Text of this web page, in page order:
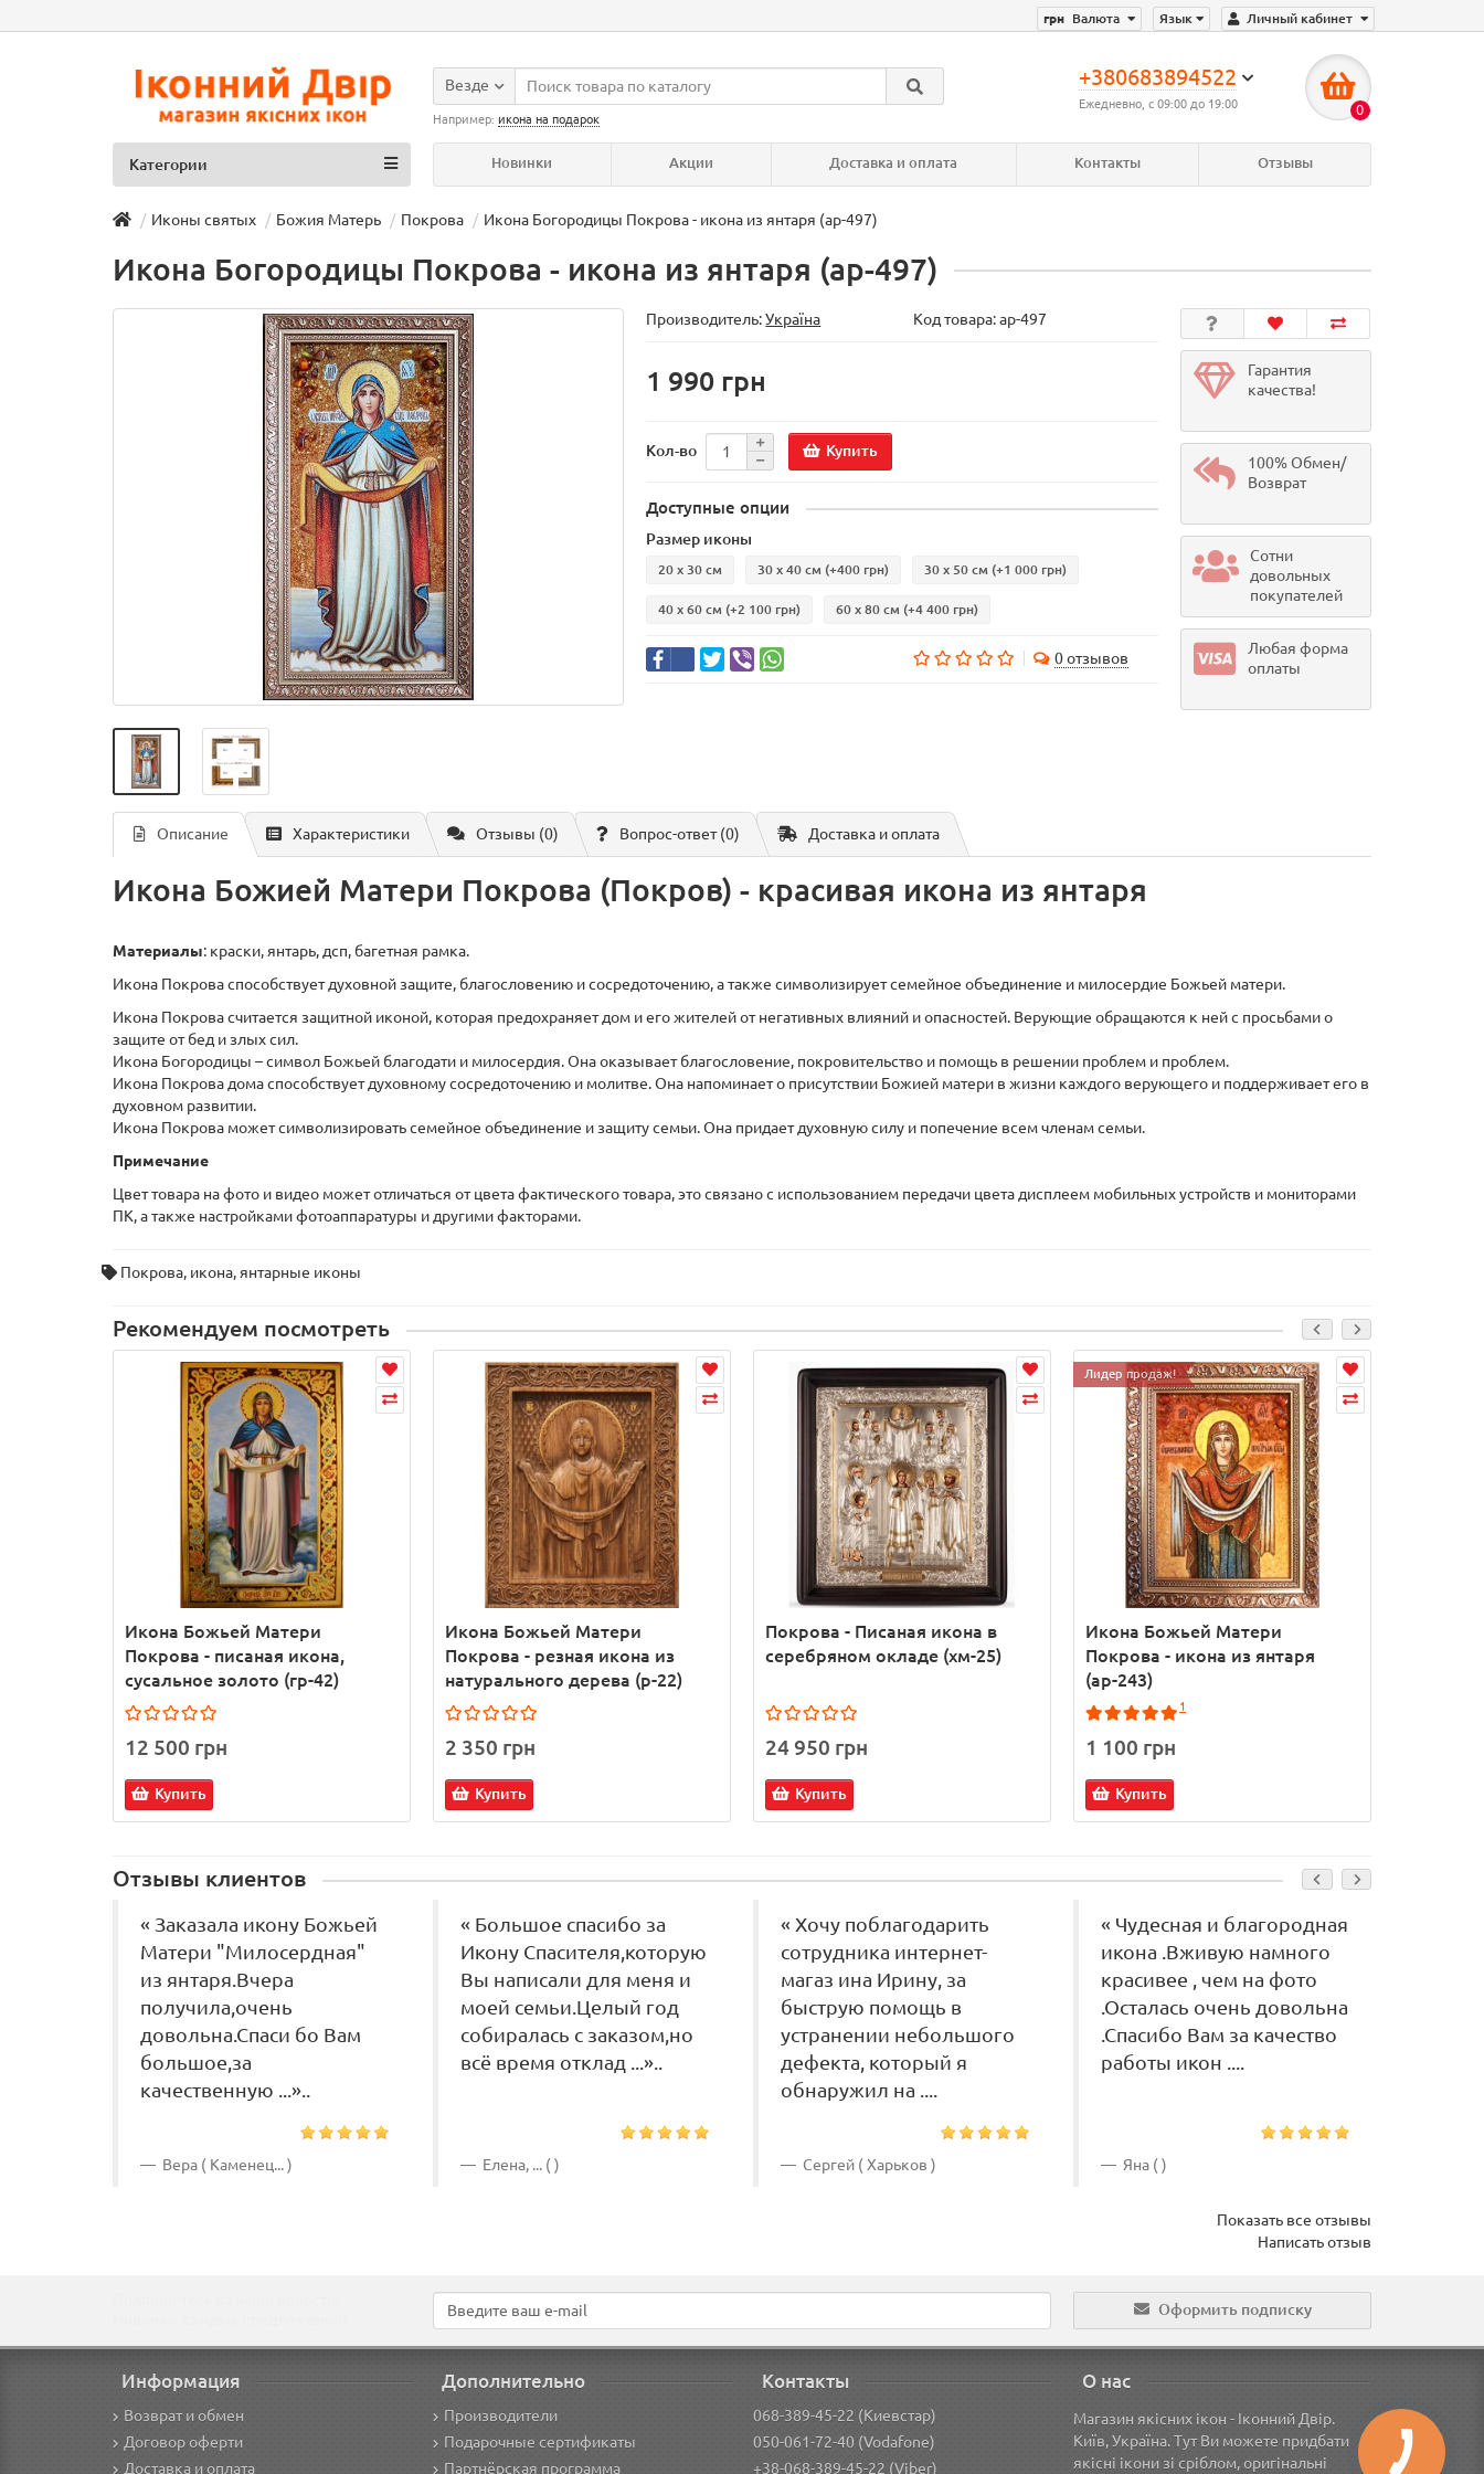
Личный кабинет
Язык
грн Валюта
+380683894522
Ежедневно, с 09:00 до 19:00 0
Везде
Например: икона на подарок
Новинки Акции Доставка и оплата Контакты Отзывы
Категории
Иконы святых Божия Матерь Покрова Икона Богородицы Покрова - икона из янтаря (ар-497)
Икона Богородицы Покрова - икона из янтаря (ар-497)
Производитель:Україна Код товара:ар-497
1 990 грн
Кол-во Купить
Доступные опции
Размер иконы
20 х 30 см 30 х 40 см (+400 грн) 30 х 50 см (+1 000 грн)
40 х 60 см (+2 100 грн) 60 х 80 см (+4 400 грн)
0 отзывов
Гарантия
качества!
100% Обмен/
Возврат
Сотни
довольных
покупателей
Любая форма
оплаты
Описание Характеристики Отзывы (0) Вопрос-ответ(0) Доставка и оплата
Икона Божией Матери Покрова (Покров) - красивая икона из янтаря
Материалы: краски, янтарь, дсп, багетная рамка.
Икона Покрова способствует духовной защите, благословению и сосредоточению, а также символизирует семейное объединение и милосердие Божьей матери.
Икона Покрова считается защитной иконой, которая предохраняет дом и его жителей от негативных влияний и опасностей. Верующие обращаются к ней с просьбами о
защите от бед и злых сил.
Икона Богородицы – символ Божьей благодати и милосердия. Она оказывает благословение, покровительство и помощь в решении проблем и проблем.
Икона Покрова дома способствует духовному сосредоточению и молитве. Она напоминает о присутствии Божией матери в жизни каждого верующего и поддерживает его в
духовном развитии.
Икона Покрова может символизировать семейное объединение и защиту семьи. Она придает духовную силу и попечение всем членам семьи.
Примечание
Цвет товара на фото и видео может отличаться от цвета фактического товара, это связано с использованием передачи цвета дисплеем мобильных устройств и мониторами
ПК, а также настройками фотоаппаратуры и другими факторами.
Покрова, икона, янтарные иконы
Рекомендуем посмотреть
Икона Божьей Матери
Покрова - писаная икона,
сусальное золото (гр-42)
12 500 грн
Купить
Икона Божьей Матери
Покрова - резная икона из
натурального дерева (р-22)
2 350 грн
Купить
Покрова - Писаная икона в
серебряном окладе (хм-25)
24 950 грн
Купить
Лидер продаж!
Икона Божьей Матери
Покрова - икона из янтаря
(ар-243)
1
1 100 грн
Купить
Отзывы клиентов
« Заказала икону Божьей
Матери "Милосердная"
из янтаря.Вчера
получила,очень
довольна.Спаси бо Вам
большое,за
качественную ...»..
Вера ( Каменец... )
« Большое спасибо за
Икону Спасителя,которую
Вы написали для меня и
моей семьи.Целый год
собиралась с заказом,но
всё время отклад ...»..
Елена, ... ( )
« Хочу поблагодарить
сотрудника интернет-
магаз ина Ирину, за
быструю помощь в
устранении небольшого
дефекта, который я
обнаружил на ....
Сергей ( Харьков )
« Чудесная и благородная
икона .Вживую намного
красивее , чем на фото
.Осталась очень довольна
.Спасибо Вам за качество
работы икон ....
Яна ( )
Показать все отзывы
Написать отзыв
Оформить подписку
Информация
Возврат и обмен
Договор оферти
Доставка и оплата
Дополнительно
Производители
Подарочные сертификаты
Партнёрская программа
Контакты
068-389-45-22 (Киевстар)
050-061-72-40 (Vodafone)
+38-068-389-45-22 (Viber)
О нас
Магазин якісних ікон - Іконний Двір.
Київ, Україна. Тут Ви можете придбати
якісні ікони зі сріблом, оригінальні